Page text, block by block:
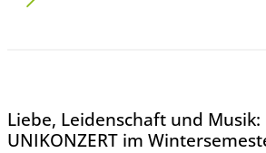
Liebe, Leidenschaft und Musik:
UNIKONZERT im